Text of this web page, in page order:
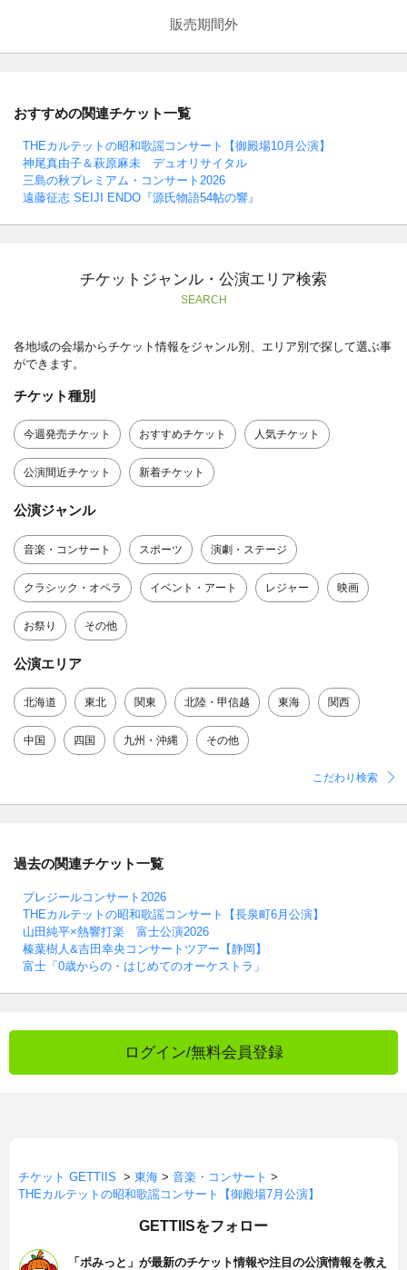
販売期間外
おすすめの関連チケット一覧
THEカルテットの昭和歌謡コンサート【御殿場10月公演】
神尾真由子＆萩原麻未 デュオリサイタル
三島の秋プレミアム・コンサート2026
遠藤征志 SEIJI ENDO『源氏物語54帖の響』
チケットジャンル・公演エリア検索
SEARCH
各地域の会場からチケット情報をジャンル別、エリア別で探して選ぶ事
ができます。
チケット種別
今週発売チケット おすすめチケット 人気チケット
公演間近チケット 新着チケット
公演ジャンル
音楽・コンサート スポーツ 演劇・ステージ
クラシック・オペラ イベント・アート レジャー 映画
お祭り その他
公演エリア
北海道 東北 関東 北陸・甲信越 東海 関西
中国 四国 九州・沖縄 その他
こだわり検索
過去の関連チケット一覧
プレジールコンサート2026
THEカルテットの昭和歌謡コンサート【長泉町6月公演】
山田純平×熱響打楽 富士公演2026
榛葉樹人&吉田幸央コンサートツアー【静岡】
富士「0歳からの・はじめてのオーケストラ」
ログイン/無料会員登録
チケット GETTIIS > 東海 > 音楽・コンサート >
THEカルテットの昭和歌謡コンサート【御殿場7月公演】
GETTIISをフォロー
「ポみっと」が最新のチケット情報や注目の公演情報を教え